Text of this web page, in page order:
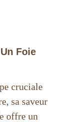
Foie
cruciale
sa saveur
offre un